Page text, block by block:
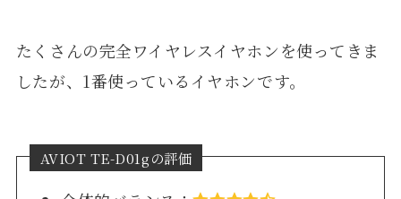
たくさんの完全ワイヤレスイヤホンを使ってきま
したが、1番使っているイヤホンです。
AVIOT TE-D01gの評価